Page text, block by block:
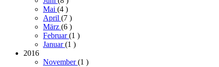
Mai (4 )
April (7 )
März (6 )
Februar(1 )
Januar(1 )
2016
November(1 )